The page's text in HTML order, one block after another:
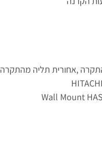
,אחורית תליה מהתקרה